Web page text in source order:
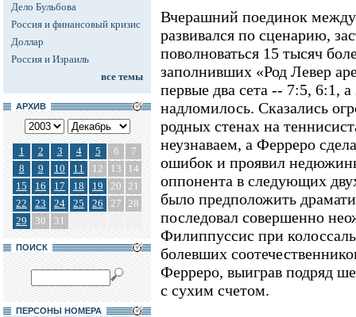
Дело Бульбова
Россия и финансовый кризис
Доллар
Россия и Израиль
все темы
АРХИВ
1 2 3 4 5 6
7
8
9 10 11 12 13
14
15
16 17 18 19 20 21
22
23 24 25 26 27 28
29
30 31
ПОИСК
ПЕРСОНЫ НОМЕРА
Вчерашний поединок
развивался по сценарию,
поволноваться 15 тысяч
заполнивших «Род Левер
первые два сета -- 7:5, 6:1,
надломилось. Сказались
родных стенах на
неузнаваем, а Ферреро
ошибок и проявил
оппонента в следующих
было предположить
последовал совершенно
Филиппуссис при
болевших
Ферреро, выиграв подряд
с сухим счетом.